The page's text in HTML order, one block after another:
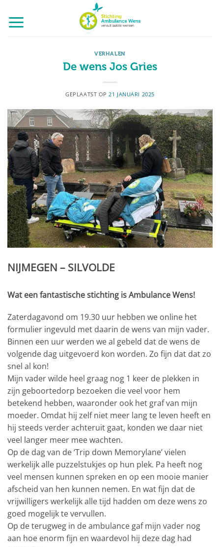
naar
inhoud
VERHALEN
De wens Jos Gries
GEPLAATST OP 21 JANUARI 2025
NIJMEGEN – SILVOLDE
Wat een fantastische stichting is Ambulance Wens!
Zaterdagavond om 19.30 uur hebben we online het
formulier ingevuld met daarin de wens van mijn vader.
Binnen een uur werden we al gebeld dat de wens de
volgende dag uitgevoerd kon worden. Zo fijn dat dat zo
snel al kon!
Mijn vader wilde heel graag nog 1 keer de plekken in
zijn geboortedorp bezoeken die veel voor hem
betekend hebben, waaronder ook het graf van mijn
moeder. Omdat hij zelf niet meer lang te leven heeft en
hij steeds verder achteruit gaat, konden we daar niet
veel langer meer mee wachten.
Op de dag van de ‘Trip down Memorylane’ vielen
werkelijk alle puzzelstukjes op hun plek. Pa heeft nog
veel mensen kunnen spreken en op een mooie manier
afscheid van hen kunnen nemen. En wat fijn dat de
vrijwilligers werkelijk alle tijd hadden om deze wens zo
goed mogelijk te vervullen.
Op de terugweg in de ambulance gaf mijn vader nog
aan hoe enorm fijn en waardevol hij deze dag had